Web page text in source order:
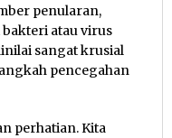
penularan,
atau virus
sangat krusial
pencegahan
perhatian. Kita